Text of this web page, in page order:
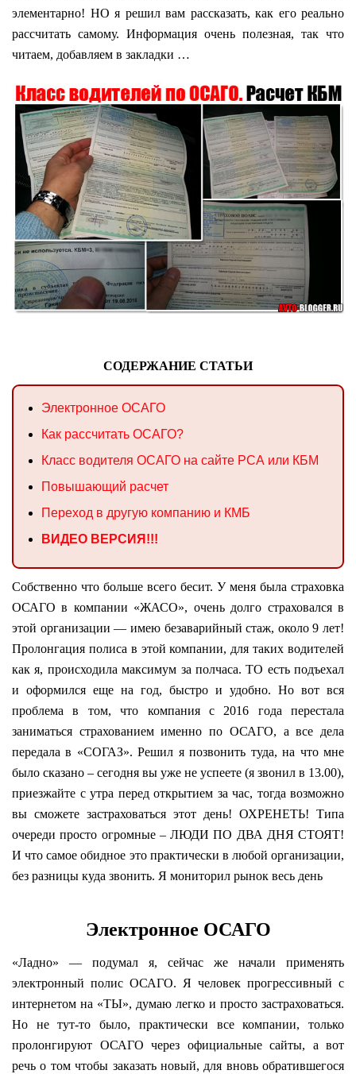
элементарно! НО я решил вам рассказать, как его реально
рассчитать самому. Информация очень полезная, так что
читаем, добавляем в закладки …
СОДЕРЖАНИЕ СТАТЬИ
Электронное ОСАГО
Как рассчитать ОСАГО?
Класс водителя ОСАГО на сайте РСА или КБМ
Повышающий расчет
Переход в другую компанию и КМБ
ВИДЕО ВЕРСИЯ!!!
Собственно что больше всего бесит. У меня была страховка
ОСАГО в компании «ЖАСО», очень долго страховался в
этой организации — имею безаварийный стаж, около 9 лет!
Пролонгация полиса в этой компании, для таких водителей
как я, происходила максимум за полчаса. ТО есть подъехал
и оформился еще на год, быстро и удобно. Но вот вся
проблема в том, что компания с 2016 года перестала
заниматься страхованием именно по ОСАГО, а все дела
передала в «СОГАЗ». Решил я позвонить туда, на что мне
было сказано – сегодня вы уже не успеете (я звонил в 13.00),
приезжайте с утра перед открытием за час, тогда возможно
вы сможете застраховаться этот день! ОХРЕНЕТЬ! Типа
очереди просто огромные – ЛЮДИ ПО ДВА ДНЯ СТОЯТ!
И что самое обидное это практически в любой организации,
без разницы куда звонить. Я мониторил рынок весь день
Электронное ОСАГО
«Ладно» — подумал я, сейчас же начали применять
электронный полис ОСАГО. Я человек прогрессивный с
интернетом на «ТЫ», думаю легко и просто застраховаться.
Но не тут-то было, практически все компании, только
пролонгируют ОСАГО через официальные сайты, а вот
речь о том чтобы заказать новый, для вновь обратившегося